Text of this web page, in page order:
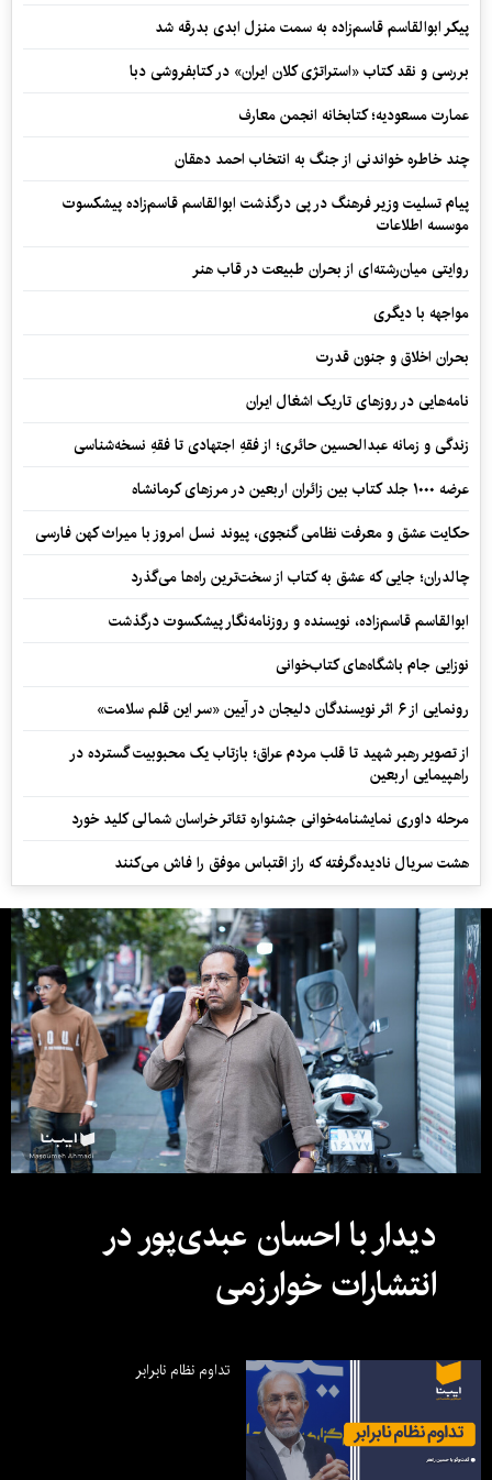
پیکر ابوالقاسم قاسم‌زاده به سمت منزل ابدی بدرقه شد
بررسی و نقد کتاب «استراتژی کلان ایران» در کتابفروشی دبا
عمارت مسعودیه؛ کتابخانه انجمن معارف
چند خاطره خواندنی از جنگ به انتخاب احمد دهقان
پیام تسلیت وزیر فرهنگ در پی درگذشت ابوالقاسم قاسم‌زاده پیشکسوت
موسسه اطلاعات
روایتی میان‌رشته‌ای از بحران طبیعت در قاب هنر
مواجهه با دیگری
بحران اخلاق و جنون قدرت
نامه‌هایی در روزهای تاریک اشغال ایران
زندگی و زمانه عبدالحسین حائری؛ از فقهِ اجتهادی تا فقهِ نسخه‌شناسی
عرضه ۱۰۰۰ جلد کتاب بین زائران اربعین در مرزهای کرمانشاه
حکایت عشق و معرفت نظامی گنجوی، پیوند نسل امروز با میراث کهن فارسی
چالدران؛ جایی که عشق به کتاب از سخت‌ترین راه‌ها می‌گذرد
ابوالقاسم قاسم‌زاده، نویسنده و روزنامه‌نگار پیشکسوت درگذشت
نوزایی جام باشگاه‌های کتاب‌خوانی
رونمایی از ۶ اثر نویسندگان دلیجان در آیین «سر این قلم سلامت»
از تصویر رهبر شهید تا قلب مردم عراق؛ بازتاب یک محبوبیت گسترده در
راهپیمایی اربعین
مرحله داوری نمایشنامه‌خوانی جشنواره تئاتر خراسان شمالی کلید خورد
هشت سریال نادیده‌گرفته که راز اقتباس موفق را فاش می‌کنند
دیدار با احسان عبدی‌پور در
انتشارات خوارزمی
تداوم نظام نابرابر